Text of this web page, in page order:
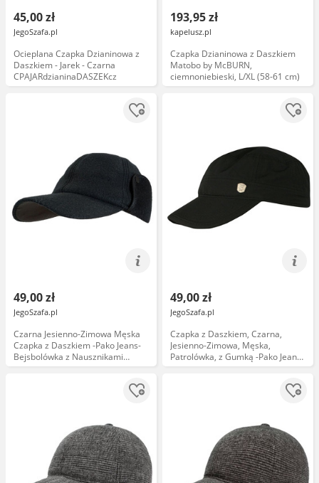
45,00 zł
JegoSzafa.pl
Ocieplana Czapka Dzianinowa z
Daszkiem - Jarek - Czarna
CPAJARdzianinaDASZEKcz
193,95 zł
kapelusz.pl
Czapka Dzianinowa z Daszkiem
Matobo by McBURN,
ciemnoniebieski, L/XL (58-61 cm)
49,00 zł
JegoSzafa.pl
Czarna Jesienno-Zimowa Męska
Czapka z Daszkiem -Pako Jeans-
Bejsbolówka z Nausznikami
CPAPJNSDASZEK771
49,00 zł
JegoSzafa.pl
Czapka z Daszkiem, Czarna,
Jesienno-Zimowa, Męska,
Patrolówka, z Gumką -Pako Jeans
CPAPJNSDASZEK791